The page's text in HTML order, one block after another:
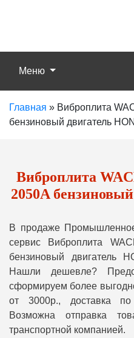
Меню
Главная » Виброплита
бензиновый двигатель
Виброплита
2050A
В продаже
сервис Виброплита
бензиновый двигатель
Нашли дешевле?
сформируем более
от 3000р., доставка
Возможна отправка
транспортной компанией.